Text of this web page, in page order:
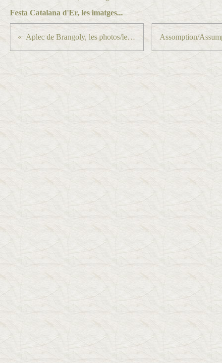
Festa Catalana d'Er, les imatges...
Aplec de Brangoly, les photos/les fotos...